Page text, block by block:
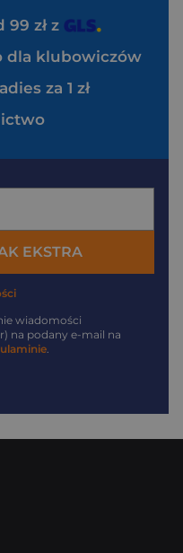
zł z
dla klubowiczów
za 1 zł
EKSTRA
wiadomości
na podany e-mail na